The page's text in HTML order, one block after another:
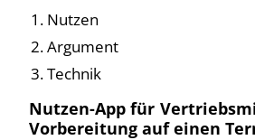
Nutzen
Argument
Technik
Nutzen-App für
Vorbereitung auf einen